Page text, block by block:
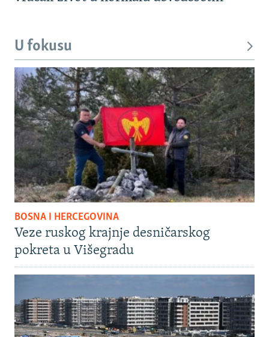
U fokusu
BOSNA I HERCEGOVINA
Veze ruskog krajnje desničarskog
pokreta u Višegradu